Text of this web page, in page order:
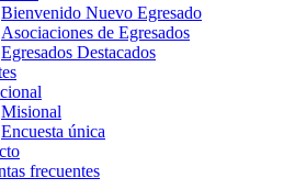
Bienvenido Nuevo Egresado
Asociaciones de Egresados
Egresados Destacados
Misional
Encuesta única
frecuentes
Egresado
Egresados
,Egresado Destacado 2025
Geologa-Facultad de Ciencias